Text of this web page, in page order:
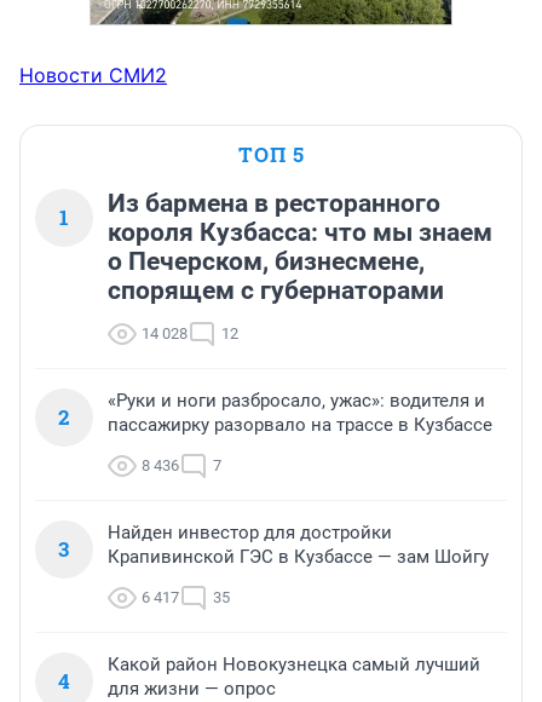
Новости СМИ2
ТОП 5
1
Из бармена в ресторанного
короля Кузбасса: что мы знаем
о Печерском, бизнесмене,
спорящем с губернаторами
14 028 12
2
«Руки и ноги разбросало, ужас»: водителя и
пассажирку разорвало на трассе в Кузбассе
8 436 7
3
Найден инвестор для достройки
Крапивинской ГЭС в Кузбассе — зам Шойгу
6 417 35
4
Какой район Новокузнецка самый лучший
для жизни — опрос